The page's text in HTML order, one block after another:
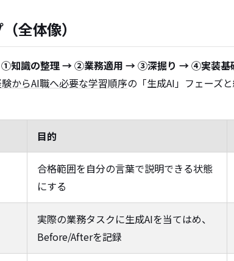
全体像）
①知識の整理 → ②業務適用 → ③深掘り → ④実装基
からAI職へ必要な学習順序の「生成AI」フェーズ
目的
合格範囲を自分の言葉で説明できる状態
にする
実際の業務タスクに生成AIを当てはめ、
Before/Afterを記録